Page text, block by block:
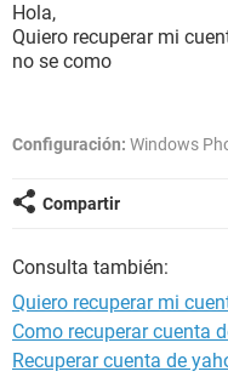
Hola,
Quiero recuperar mi
no se como
Configuración: Windows
Compartir
Consulta también:
Quiero recuperar mi
Como recuperar cuenta
Recuperar cuenta de